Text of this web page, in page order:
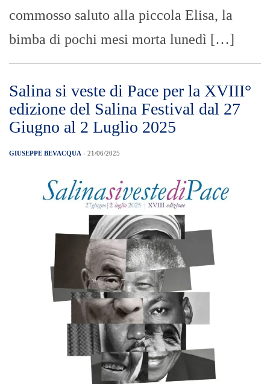
commosso saluto alla piccola Elisa, la
bimba di pochi mesi morta lunedì […]
Salina si veste di Pace per la XVIII°
edizione del Salina Festival dal 27
Giugno al 2 Luglio 2025
GIUSEPPE BEVACQUA - 21/06/2025